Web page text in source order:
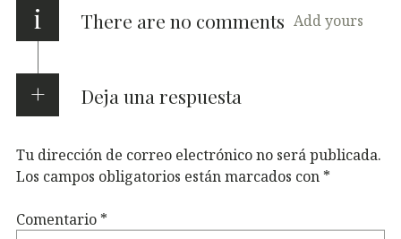
i There are no comments Add yours
Deja una respuesta
Tu dirección de correo electrónico no será publicada.
Los campos obligatorios están marcados con *
Comentario *